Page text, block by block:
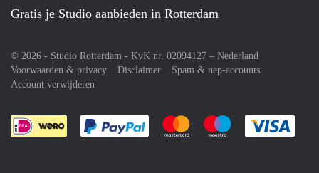
Gratis je Studio aanbieden in Rotterdam
© 2026 - Studio Rotterdam - KvK nr. 02094127 – Nederland
Voorwaarden & privacy
Disclaimer
Spam & nep-accounts
Account verwijderen
Je rekent gemakkelijk af met Paypal
Je rekent gemakkelijk af met
Je rekent